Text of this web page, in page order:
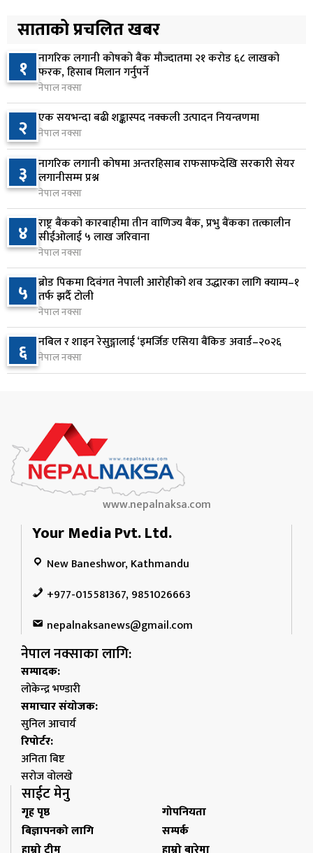
५
ठक्कर दिँदा किशोरको मृत्यु
१ दिन अघि
६
प्रतिनिधिसभा बैठक बस्दै , पाँच विधेयक र प्रतिवेदन
प्रस्तुत हुने
१ दिन अघि
७
आज बस्ने भनिएको राष्ट्रिय सभाको बैठक बुधबारका लागि
सर्‍यो
१ दिन अघि
८
वीरगञ्जमा ट्यांकरको सिल खोलेर तेल निकाल्ने सात जना
रंगेहात पक्राउ
१ दिन अघि
९
जन्मसिद्ध नागरिकता कडा बनाउने ट्रम्पको नयाँ प्रयास, दुई
कार्यकारी आदेश जारी
१ दिन अघि
१० राप्रपाको निर्णय: बागमती प्रदेश सरकारमा सहभागी नहुने
१ दिन अघि
साताको प्रचलित खबर
१ नागरिक लगानी कोषको बैंक मौज्दातमा २१ करोड ६८ लाखको
फरक, हिसाब मिलान गर्नुपर्ने
नेपाल नक्सा
२ एक सयभन्दा बढी शङ्कास्पद नक्कली उत्पादन नियन्त्रणमा
नेपाल नक्सा
३ नागरिक लगानी कोषमा अन्तरहिसाब राफसाफदेखि सरकारी सेयर
लगानीसम्म प्रश्न
नेपाल नक्सा
४ राष्ट्र बैंकको कारबाहीमा तीन वाणिज्य बैंक, प्रभु बैंकका तत्कालीन
सीईओलाई ५ लाख जरिवाना
नेपाल नक्सा
५ ब्रोड पिकमा दिवंगत नेपाली आरोहीको शव उद्धारका लागि क्याम्प–१
तर्फ झर्दै टोली
नेपाल नक्सा
६ नबिल र शाइन रेसुङ्गालाई ‘इमर्जिङ एसिया बैंकिङ अवार्ड–२०२६
नेपाल नक्सा
www.nepalnaksa.com
Your Media Pvt. Ltd.
New Baneshwor, Kathmandu
+977-015581367, 9851026663
nepalnaksanews@gmail.com
नेपाल नक्साका लागि:
सम्पादक:
लोकेन्द्र भण्डारी
समाचार संयोजक:
सुनिल आचार्य
रिपोर्टर:
अनिता बिष्ट
सरोज वोलखे
साईट मेनु
गृह पृष्ठ
गोपनियता
बिज्ञापनको लागि
सम्पर्क